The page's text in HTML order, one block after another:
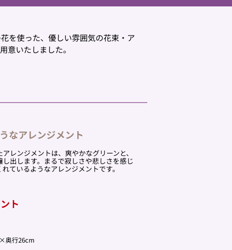
を使った、優しい雰囲気の花束・ア
意いたしました。
なアレンジメント
レンジメントは、爽やかなグリーンと、
出します。まるで寂しさや悲しさを感じ
ているようなアレンジメントです。
ト
奥行26cm